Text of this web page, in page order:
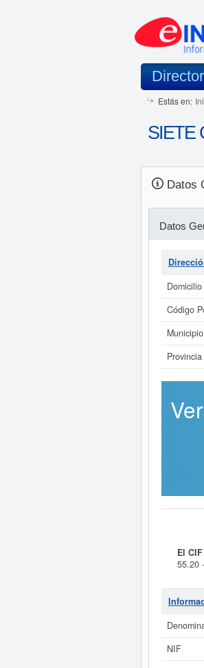
Estás en:
SIETE
Datos
Datos
Código
Municipio
Provincia
El
55.20
68.11
CNAE
Si
NIF